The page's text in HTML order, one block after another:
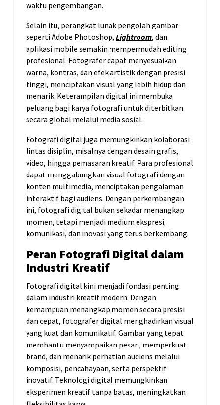
waktu pengembangan.
Selain itu, perangkat lunak pengolah gambar
seperti Adobe Photoshop, Lightroom, dan
aplikasi mobile semakin mempermudah editing
profesional. Fotografer dapat menyesuaikan
warna, kontras, dan efek artistik dengan presisi
tinggi, menciptakan visual yang lebih hidup dan
menarik. Keterampilan digital ini membuka
peluang bagi karya fotografi untuk diterbitkan
secara global melalui media sosial.
Fotografi digital juga memungkinkan kolaborasi
lintas disiplin, misalnya dengan desain grafis,
video, hingga pemasaran kreatif. Para profesional
dapat menggabungkan visual fotografi dengan
konten multimedia, menciptakan pengalaman
interaktif bagi audiens. Dengan perkembangan
ini, fotografi digital bukan sekadar menangkap
momen, tetapi menjadi medium ekspresi,
komunikasi, dan inovasi yang terus berkembang.
Peran Fotografi Digital dalam
Industri Kreatif
Fotografi digital kini menjadi fondasi penting
dalam industri kreatif modern. Dengan
kemampuan menangkap momen secara presisi
dan cepat, fotografer digital menghadirkan visual
yang kuat dan komunikatif. Gambar yang tepat
membantu menyampaikan pesan, memperkuat
brand, dan menarik perhatian audiens melalui
komposisi, pencahayaan, serta perspektif
inovatif. Teknologi digital memungkinkan
eksperimen kreatif tanpa batas, meningkatkan